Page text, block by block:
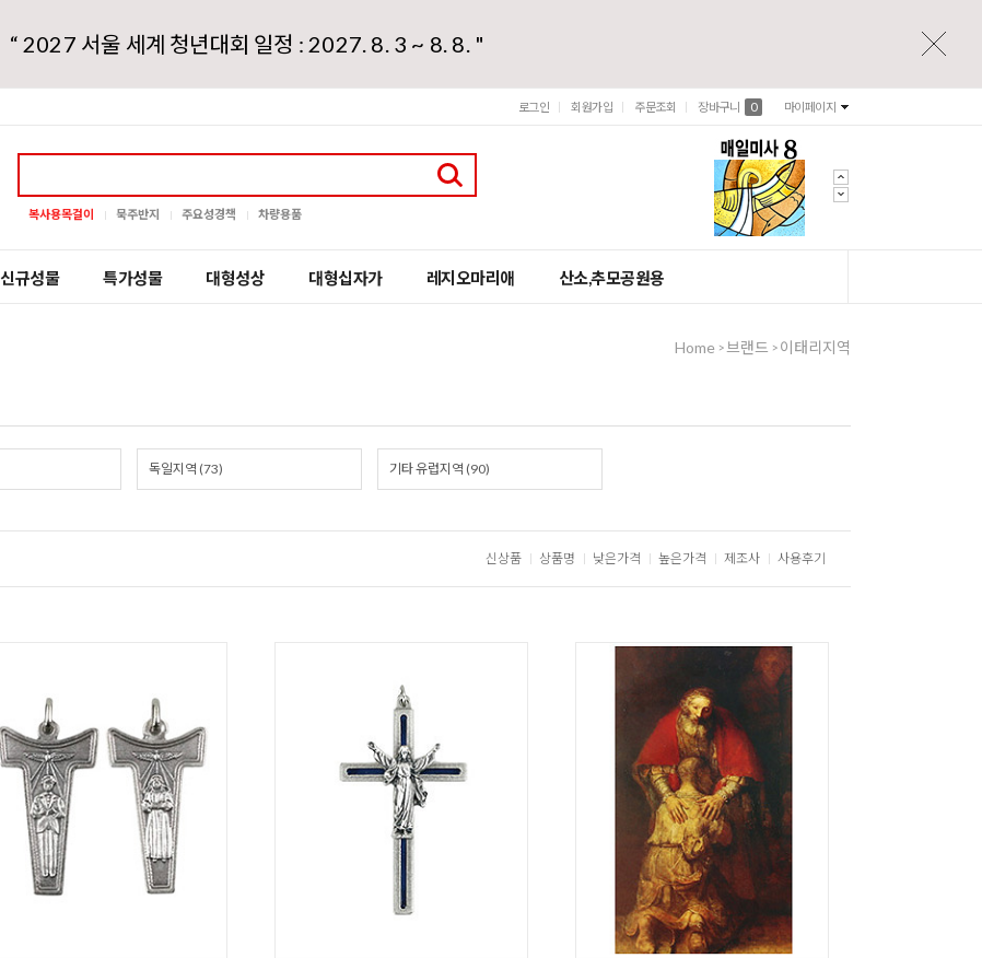
“ 2027 서울 세계 청년대회 일정 : 2027. 8. 3 ~ 8. 8. "
로그인 회원가입 주문조회 장바구니 0 마이페이지
복사용목걸이 묵주반지 주요성경책 차량용품
신규성물 특가성물 대형성상 대형십자가 레지오마리애 산소,추모공원용
Home >브랜드 > 이태리지역
독일지역 (73) 기타 유럽지역 (90)
신상품 상품명 낮은가격 높은가격 제조사 사용후기